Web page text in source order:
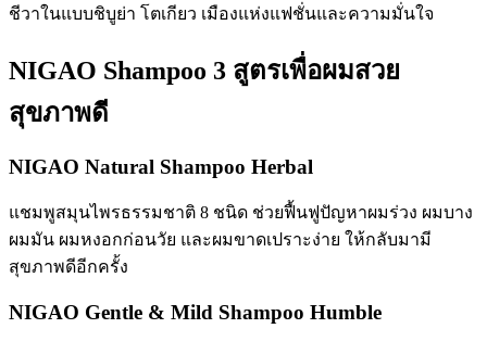
ชีวาในแบบชิบูย่า โตเกียว เมืองแห่งแฟชั่นและความมั่นใจ
NIGAO Shampoo 3 สูตรเพื่อผมสวย
สุขภาพดี
NIGAO Natural Shampoo Herbal
แชมพูสมุนไพรธรรมชาติ 8 ชนิด ช่วยฟื้นฟูปัญหาผมร่วง ผมบาง
ผมมัน ผมหงอกก่อนวัย และผมขาดเปราะง่าย ให้กลับมามี
สุขภาพดีอีกครั้ง
NIGAO Gentle & Mild Shampoo Humble